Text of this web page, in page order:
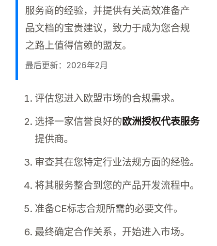
服务商的经验，并提供有关高效准备产
品文档的宝贵建议，致力于成为您合规
之路上值得信赖的盟友。
最后更新：2026年2月
欧洲授权代表服务帮助电子产品出口商满足
评估您进入欧盟市场的合规需求。
选择一家信誉良好的欧洲授权代表服务
提供商。
审查其在您特定行业法规方面的经验。
将其服务整合到您的产品开发流程中。
准备CE标志合规所需的必要文件。
最终确定合作关系，开始进入市场。